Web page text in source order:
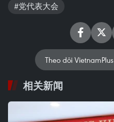
#党代表大会
Theo dõi VietnamPlus
相关新闻